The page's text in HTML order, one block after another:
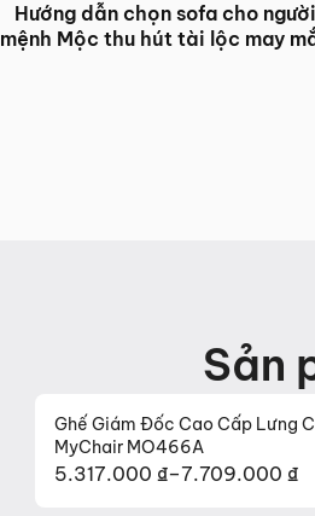
Hướng dẫn chọn sofa cho người
mệnh Mộc thu hút tài lộc may
Sản
Ghế Giám Đốc Cao Cấp Lưng
MyChair MO466A
5.317.000 ₫–7.709.000 ₫
Khoảng